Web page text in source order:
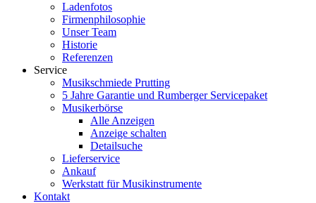
Ladenfotos
Firmenphilosophie
Unser Team
Historie
Referenzen
Service
Musikschmiede Prutting
5 Jahre Garantie und Rumberger Servicepaket
Musikerbörse
Alle Anzeigen
Anzeige schalten
Detailsuche
Lieferservice
Ankauf
Werkstatt für Musikinstrumente
Kontakt